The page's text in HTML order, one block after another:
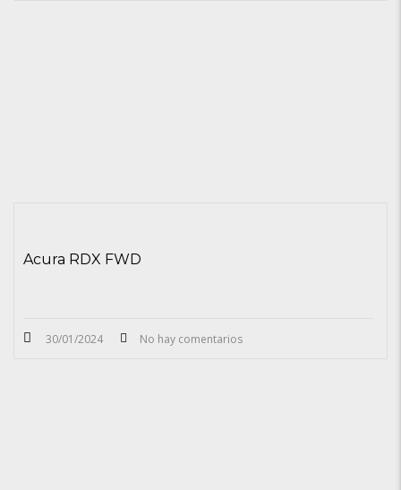
Acura RDX FWD
30/01/2024 No hay comentarios